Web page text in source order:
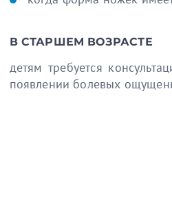
В СТАРШЕМ ВОЗРАСТЕ
детям требуется
появлении болевых